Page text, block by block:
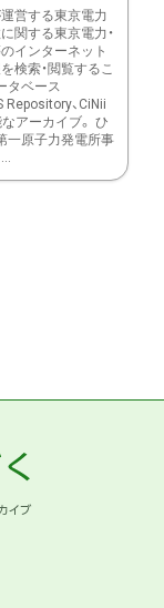
営する東京電力
関する東京電力・
のインターネット
検索・閲覧するこ
タベース
Repository、CiNii
アーカイブ。 ひ
一原子力発電所事